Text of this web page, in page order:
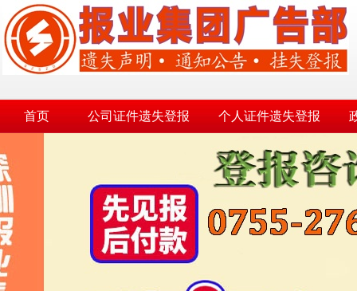
首页 公司证件遗失登报 个人证件遗失登报